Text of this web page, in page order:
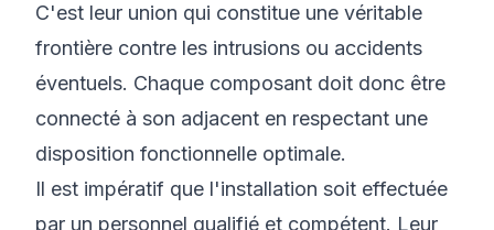
C'est leur union qui constitue une véritable
frontière contre les intrusions ou accidents
éventuels. Chaque composant doit donc être
connecté à son adjacent en respectant une
disposition fonctionnelle optimale.
Il est impératif que l'installation soit effectuée
par un personnel qualifié et compétent. Leur